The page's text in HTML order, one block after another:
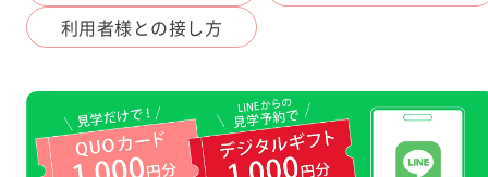
利用者様との接し方